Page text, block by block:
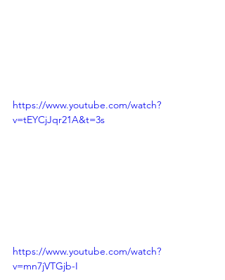
https://www.youtube.com/watch?
v=tEYCjJqr21A&t=3s
https://www.youtube.com/watch?
v=mn7jVTGjb-I